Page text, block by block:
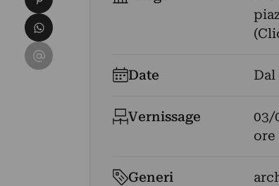
Date Dal
Vernissage
03/
ore
Generi
Condividi su WhatsApp
Condividi su Email